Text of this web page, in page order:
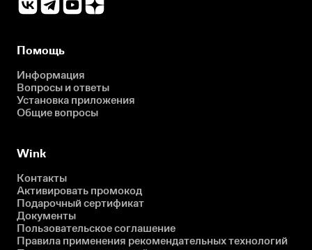
Помощь
Информация
Вопросы и ответы
Установка приложения
Общие вопросы
Wink
Контакты
Активировать промокод
Подарочный сертификат
Документы
Пользовательское соглашение
Правила применения рекомендательных технологий